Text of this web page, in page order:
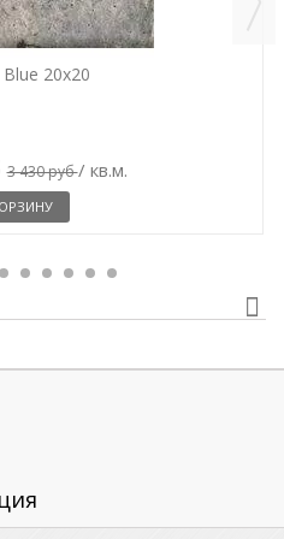
20x20
3 430 руб/ кв.м.